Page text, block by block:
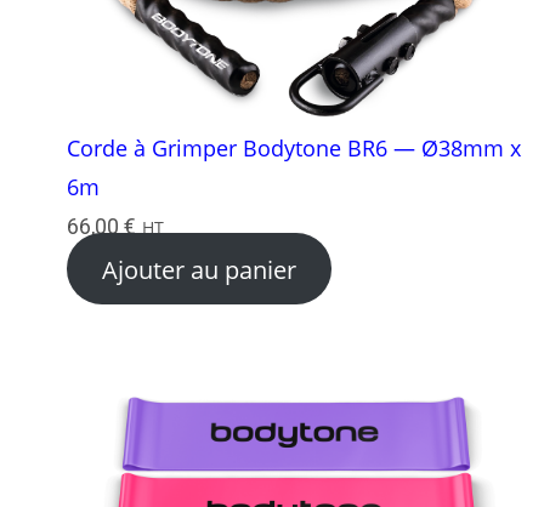
Corde à Grimper Bodytone BR6 — Ø38mm x
6m
66,00€ HT
Ajouter au panier